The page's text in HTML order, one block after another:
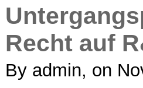
Recht auf
By admin, on